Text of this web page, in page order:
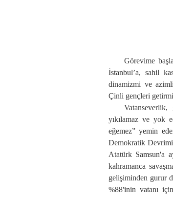
Görevime
İstanbul’a, sahil
dinamizmi ve azim
Çinli gençleri getir
Vatanseverlik,
yıkılamaz ve yok
eğemez” yemin
Demokratik Devrim
Atatürk Samsun'a
kahramanca
gelişiminden gurur
%88'inin vatanı